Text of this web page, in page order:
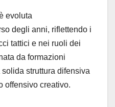
evoluta
degli anni, riflettendo i
tattici e nei ruoli dei
da formazioni
struttura difensiva
offensivo creativo.